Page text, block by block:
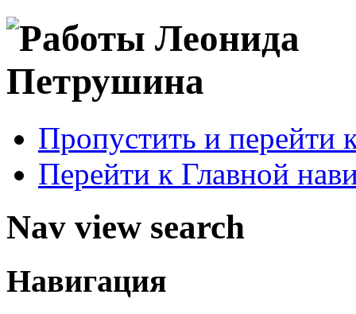
Пропустить и перейти
Перейти к Главной
Nav view search
Навигация